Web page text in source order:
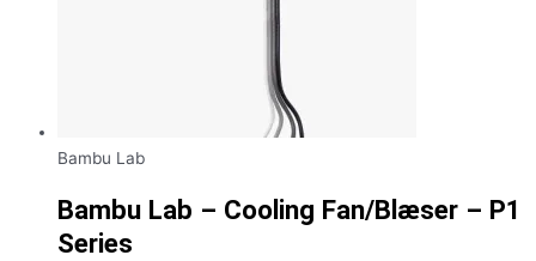
Bambu Lab
Bambu Lab – Cooling Fan/Blæser – P1
Series